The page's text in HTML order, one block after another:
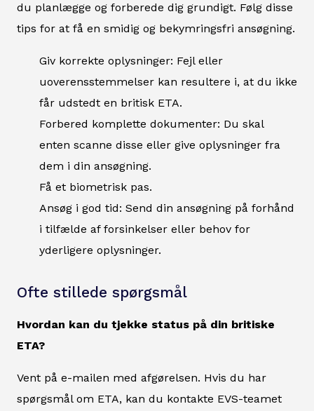
du planlægge og forberede dig grundigt. Følg disse
tips for at få en smidig og bekymringsfri ansøgning.
Giv korrekte oplysninger: Fejl eller
uoverensstemmelser kan resultere i, at du ikke
får udstedt en britisk ETA.
Forbered komplette dokumenter: Du skal
enten scanne disse eller give oplysninger fra
dem i din ansøgning.
Få et biometrisk pas.
Ansøg i god tid: Send din ansøgning på forhånd
i tilfælde af forsinkelser eller behov for
yderligere oplysninger.
Ofte stillede spørgsmål
Hvordan kan du tjekke status på din britiske
ETA?
Vent på e-mailen med afgørelsen. Hvis du har
spørgsmål om ETA, kan du kontakte EVS-teamet